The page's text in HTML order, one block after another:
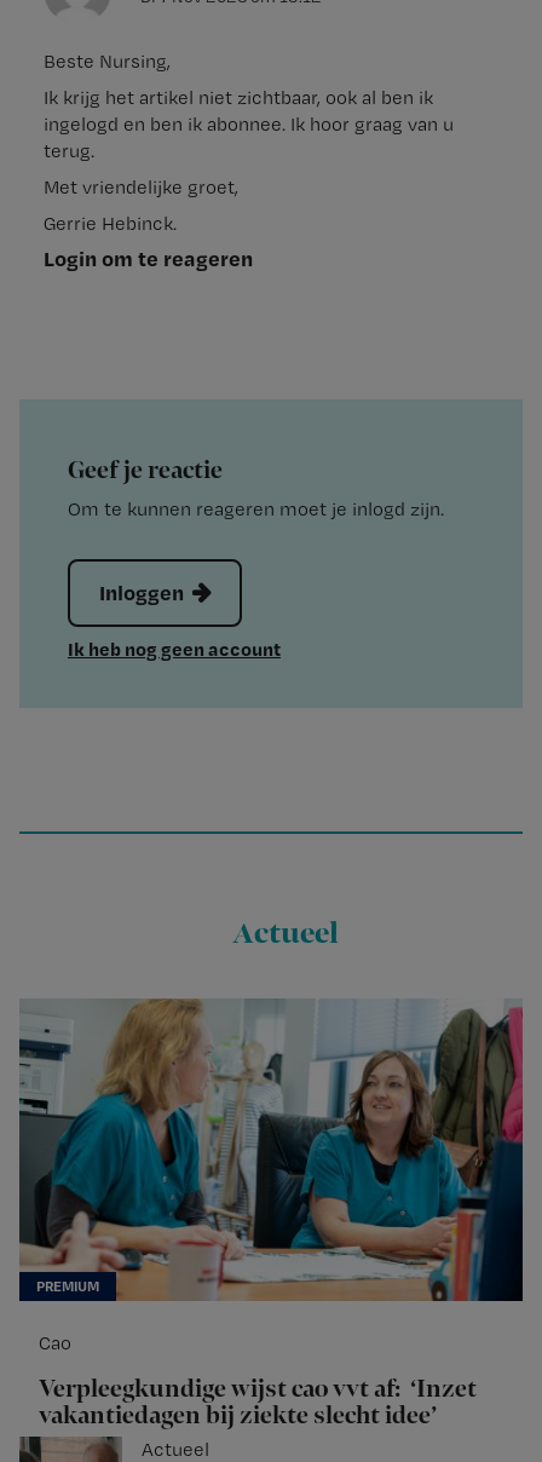
Beste Nursing,
Ik krijg het artikel niet zichtbaar, ook al ben ik
ingelogd en ben ik abonnee. Ik hoor graag van u
terug.
Met vriendelijke groet,
Gerrie Hebinck.
Login om te reageren
Geef je reactie
Om te kunnen reageren moet je inlogd zijn.
Inloggen
Ik heb nog geen account
Actueel
Cao
Verpleegkundige wijst cao vvt af: ‘Inzet
vakantiedagen bij ziekte slecht idee’
Actueel